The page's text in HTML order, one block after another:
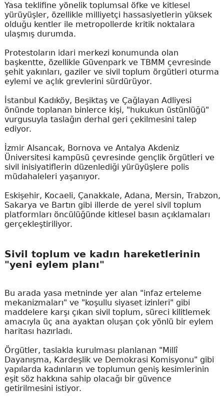
Yasa teklifine yönelik toplumsal öfke ve kitlesel
yürüyüşler, özellikle milliyetçi hassasiyetlerin yüksek
olduğu kentler ile metropollerde kritik noktalara
ulaşmış durumda.
Protestoların idari merkezi konumunda olan
başkentte, özellikle Güvenpark ve TBMM çevresinde
şehit yakınları, gaziler ve sivil toplum örgütleri oturma
eylemi ve açlık grevlerini sürdürüyor.
İstanbul Kadıköy, Beşiktaş ve Çağlayan Adliyesi
önünde toplanan binlerce kişi, "hukukun üstünlüğü"
vurgusuyla taslağın derhal geri çekilmesini talep
ediyor.
İzmir Alsancak, Bornova ve Antalya Akdeniz
Üniversitesi kampüsü çevresinde gençlik örgütleri ve
sivil inisiyatiflerin düzenlediği yürüyüşlere polis
müdahaleleri yaşanıyor.
Eskişehir, Kocaeli, Çanakkale, Adana, Mersin, Trabzon,
Sakarya ve Bartın gibi illerde de yerel sivil toplum
platformları öncülüğünde kitlesel basın açıklamaları
gerçekleştiriliyor.
Sivil toplum ve kadın hareketlerinin
"yeni eylem planı"
Bu arada yasa metninde yer alan "infaz erteleme
mekanizmaları" ve "koşullu siyaset izinleri" gibi
maddelere karşı çıkan sivil toplum, süreci kilitlemek
amacıyla üç ana ayaktan oluşan çok yönlü bir eylem
haritası hazırladı.
Örgütler, taslakla kurulması planlanan "Millî
Dayanışma, Kardeşlik ve Demokrasi Komisyonu" gibi
yapılarda kadınların ve toplumun geniş kesimlerinin
eşit söz hakkına sahip olacağı bir güvence
getirilmesini istiyor.